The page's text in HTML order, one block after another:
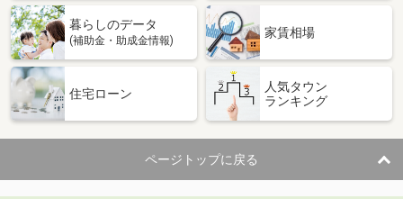
暮らしのデータ
(補助金・助成金情報)
家賃相場
住宅ローン
人気タウン
ランキング
ページトップに戻る